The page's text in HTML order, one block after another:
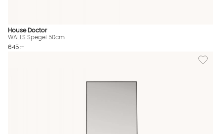
House Doctor
WALLS Spegel 50cm
645 :-
Lägg till